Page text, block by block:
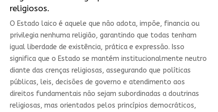
religiosos.
O Estado laico é aquele que não adota, impõe, financia ou
privilegia nenhuma religião, garantindo que todas tenham
igual liberdade de existência, prática e expressão. Isso
significa que o Estado se mantém institucionalmente neutro
diante das crenças religiosas, assegurando que políticas
públicas, leis, decisões de governo e atendimento aos
direitos fundamentais não sejam subordinadas a doutrinas
religiosas, mas orientados pelos princípios democráticos,